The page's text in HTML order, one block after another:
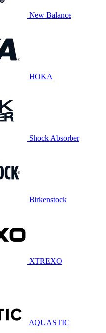
New Balance
HOKA
Shock Absorber
Birkenstock
XTREXO
AQUASTIC